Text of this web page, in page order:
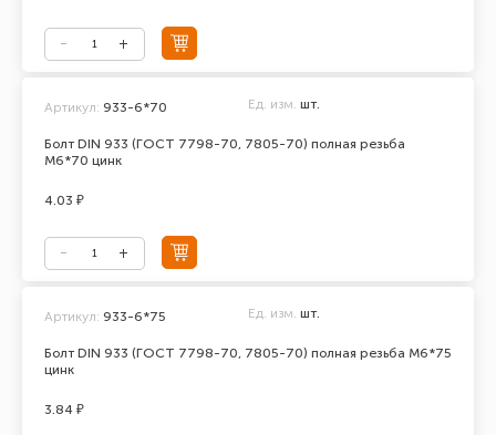
Болт DIN 933 (ГОСТ 7798-70, 7805-70) полная резьба
М6*70 цинк
Артикул: 933-6*70 Ед. изм. шт.
4.03 ₽
Болт DIN 933 (ГОСТ 7798-70, 7805-70) полная резьба М6*75
цинк
Артикул: 933-6*75 Ед. изм. шт.
3.84 ₽